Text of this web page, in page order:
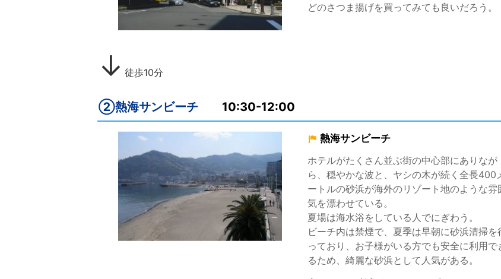
どのさつま揚げを買ってみても良いだろう。
↓ 徒歩10分
②熱海サンビーチ 10:30-12:00
熱海サンビーチ
ホテルがたくさん並ぶ街の中心部にありなが
ら、穏やかな波と、ヤシの木が続く全長400
ートルの砂浜が海外のリゾート地のような雰
気を漂わせている。
夏場は海水浴をしている人でにぎわう。
ビーチ内は禁煙で、夏季は早朝に砂浜清掃を
っており、お子様がいる方でも安全に利用で
るため、綺麗な砂浜として人気がある。